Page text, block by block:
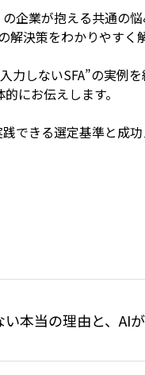
企業が抱える共通の悩
決策をわかりやすく
しないSFA”の実例を
にお伝えします。
できる選定基準と成功
い本当の理由と、AI